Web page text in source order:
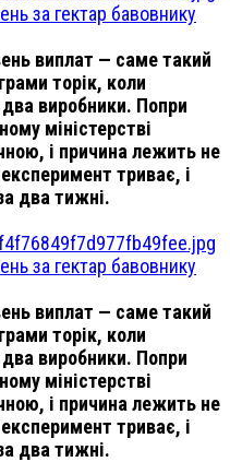
за гектар бавовнику
виплат — саме такий
торік, коли
виробники. Попри
міністерстві
і причина лежить не
триває, і
два тижні.
за гектар бавовнику
виплат — саме такий
торік, коли
виробники. Попри
міністерстві
і причина лежить не
триває, і
два тижні.